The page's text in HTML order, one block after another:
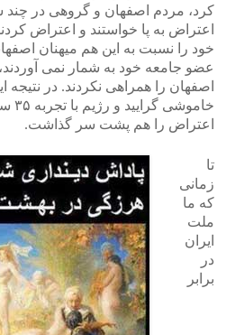
کرد، مردم اصفهان و گروهی در چند
اعتراض به پا خواستند و اعتراض
خود را نسبت به این هم میهنان
عضو جامعه خود به شمار نمی
اصفهان را همراهی نکردند. در
اعتراض را هم پشت سر گذاشت.
تا
زمانی
که ما
ملت
ایران
در
برابر